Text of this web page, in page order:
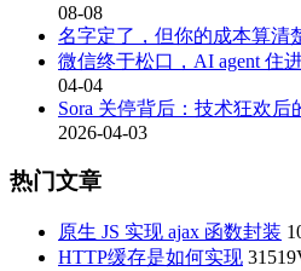
08-08
名字定了，但你的成本算清
微信终于松口，AI agent 住
04-04
Sora 关停背后：技术狂欢
2026-04-03
热门文章
原生 JS 实现 ajax 函数封装
HTTP缓存是如何实现